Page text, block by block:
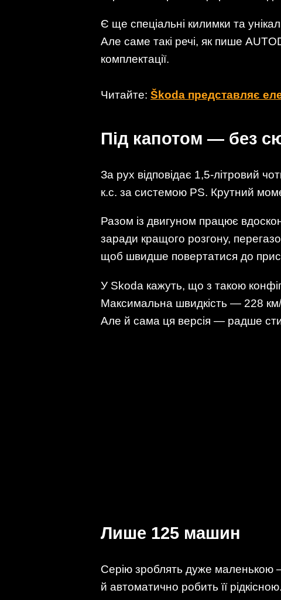
Є ще спеціальні килимки та
Але саме такі речі, як пише
комплектації.
Читайте: Škoda представляє
Під капотом — без
За рух відповідає 1,5-літровий
к.с. за системою PS. Крутний
Разом із двигуном працює
заради кращого розгону,
щоб швидше повертатися до
У Skoda кажуть, що з такою
Максимальна швидкість — 228
Але й сама ця версія — радше
Лише 125 машин
Серію зроблять дуже маленькою
й автоматично робить її рідкісною.